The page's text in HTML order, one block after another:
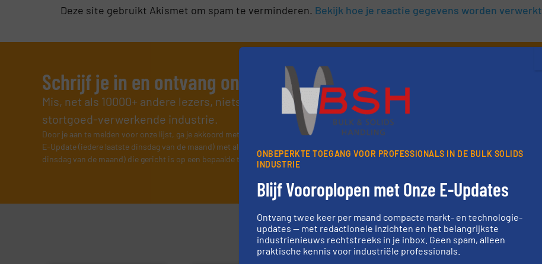
Deze site gebruikt Akismet om spam te verminderen. Bekijk hoe je reactie gegevens worden verwerkt
Schrijf je in en ontvang ons nieuws
Mis, net als 10000+ andere lezers, niets meer van de (technische) ontwikkelingen binnen de
stortgoed-verwerkende industrie.
Door je aan te melden voor onze lijst, ga je akkoord met onze voorwaarden. We versturen maandelijks twee nieuwsbrieven, de maandelijkse
E-Update (iedere laatste dinsdag van de maand) met algemene updates uit de branche en één E-Product nieuwsbrief (iedere tweede
dinsdag van de maand) die gericht is op een bepaalde technologie.
Partners
ONBEPERKTE TOEGANG VOOR PROFESSIONALS IN DE BULK SOLIDS
INDUSTRIE
Blijf Vooroplopen met Onze E-Updates
Ontvang twee keer per maand compacte markt- en technologie-
updates — met redactionele inzichten en het belangrijkste
industrienieuws rechtstreeks in je inbox. Geen spam, alleen
praktische kennis voor industriële professionals.